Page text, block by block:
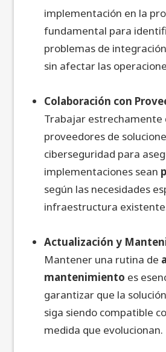
implementación en la
fundamental para
problemas de
sin afectar las
Colaboración con
Trabajar estrechamente
proveedores de
ciberseguridad para
implementaciones sean
según las necesidades
infraestructura
Actualización y
Mantener una rutina de
mantenimiento es
garantizar que la
siga siendo compatible
medida que evolucionan.